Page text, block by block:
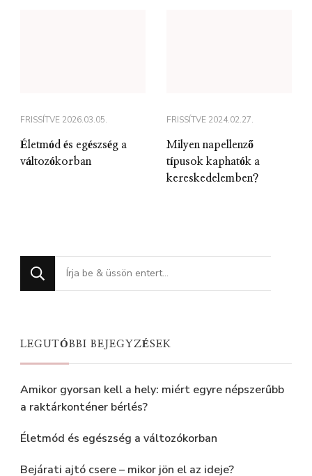
FRISSÍTVE 2026.03.05.
Életmód és egészség a
változókorban
FRISSÍTVE 2024.02.27.
Milyen napellenző
típusok kaphatók a
kereskedelemben?
Keres
valamit?
LEGUTÓBBI BEJEGYZÉSEK
Amikor gyorsan kell a hely: miért egyre népszerűbb
a raktárkonténer bérlés?
Életmód és egészség a változókorban
Bejárati ajtó csere – mikor jön el az ideje?